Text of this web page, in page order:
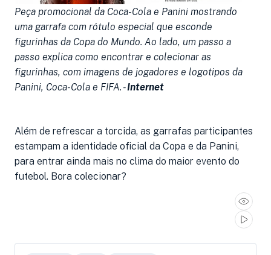
Peça promocional da Coca-Cola e Panini mostrando
uma garrafa com rótulo especial que esconde
figurinhas da Copa do Mundo. Ao lado, um passo a
passo explica como encontrar e colecionar as
figurinhas, com imagens de jogadores e logotipos da
Panini, Coca-Cola e FIFA. -Internet
Além de refrescar a torcida, as garrafas participantes
estampam a identidade oficial da Copa e da Panini,
para entrar ainda mais no clima do maior evento do
futebol. Bora colecionar?